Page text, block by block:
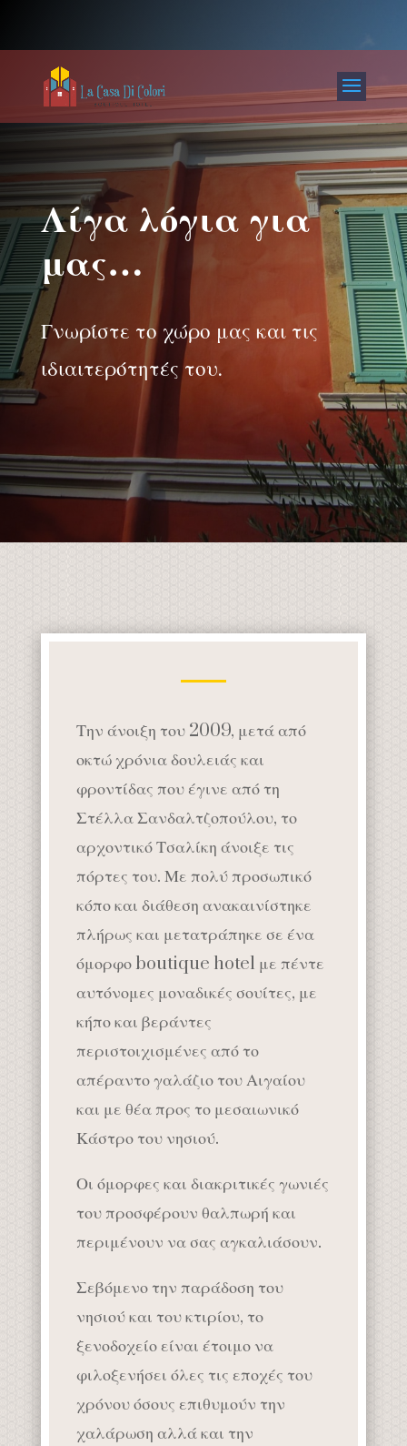
Λίγα λόγια για
μας…
Γνωρίστε το χώρο μας και τις
ιδιαιτερότητές του.
Την άνοιξη του 2009, μετά από
οκτώ χρόνια δουλειάς και
φροντίδας που έγινε από τη
Στέλλα Σανδαλτζοπούλου, το
αρχοντικό Τσαλίκη άνοιξε τις
πόρτες του. Με πολύ προσωπικό
κόπο και διάθεση ανακαινίστηκε
πλήρως και μετατράπηκε σε ένα
όμορφο boutique hotel με πέντε
αυτόνομες μοναδικές σουίτες, με
κήπο και βεράντες
περιστοιχισμένες από το
απέραντο γαλάζιο του Αιγαίου
και με θέα προς το μεσαιωνικό
Κάστρο του νησιού.
Οι όμορφες και διακριτικές γωνιές
του προσφέρουν θαλπωρή και
περιμένουν να σας αγκαλιάσουν.
Σεβόμενο την παράδοση του
νησιού και του κτιρίου, το
ξενοδοχείο είναι έτοιμο να
φιλοξενήσει όλες τις εποχές του
χρόνου όσους επιθυμούν την
χαλάρωση αλλά και την